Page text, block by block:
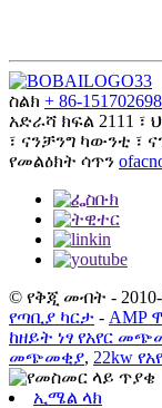
ስልክ + 86-
አድራሻ ክፍል 2111 ፣
፣ ናንቻንግ ካውንቲ ፣
የመልዕክት ሳጥን
© የቅጂ መብት -
የጣቢያ ካርታ - AMP
ከዘይት ነፃ የአየር
መጭመቂያ, 22kw
ኢሜል ላክ